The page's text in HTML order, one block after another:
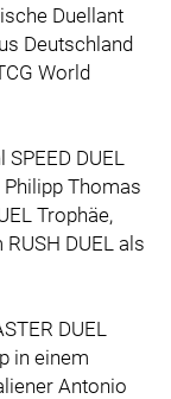
Duellant
Deutschland
World
DUEL
Philipp Thomas
Trophäe,
DUEL als
DUEL
in einem
Antonio